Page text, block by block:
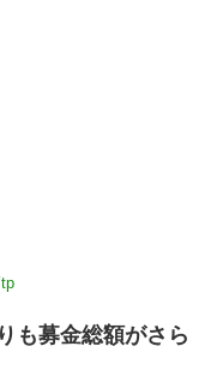
も募金総額がさら